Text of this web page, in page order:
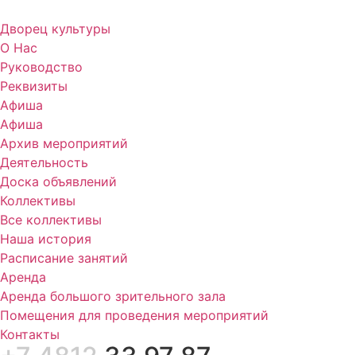
Дворец культуры
О Нас
Руководство
Реквизиты
Афиша
Афиша
Архив мероприятий
Деятельность
Доска объявлений
Коллективы
Все коллективы
Наша история
Расписание занятий
Аренда
Аренда большого зрительного зала
Помещения для проведения мероприятий
Контакты